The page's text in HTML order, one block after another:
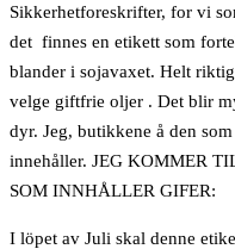
Sikkerhetforeskrifter, for vi
det finnes en etikett som
blander i sojavaxet. Helt
velge giftfrie oljer . Det blir
dyr. Jeg, butikkene å den
innehåller. JEG KOMMER
SOM INNHÅLLER GIFER:
I löpet av Juli skal denne